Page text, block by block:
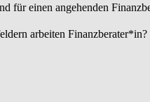
für einen angehenden
arbeiten Fi­nanz­be­ra­ter*in?